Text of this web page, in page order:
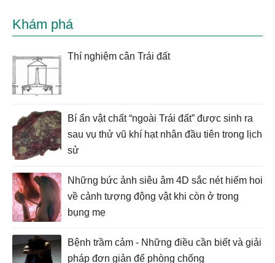
Khám phá
Thí nghiệm cân Trái đất
Bí ẩn vật chất “ngoài Trái đất” được sinh ra
sau vụ thử vũ khí hạt nhân đầu tiên trong lịch
sử
Những bức ảnh siêu âm 4D sắc nét hiếm hoi
về cảnh tượng động vật khi còn ở trong
bụng mẹ
Bệnh trầm cảm - Những điều cần biết và giải
pháp đơn giản để phòng chống